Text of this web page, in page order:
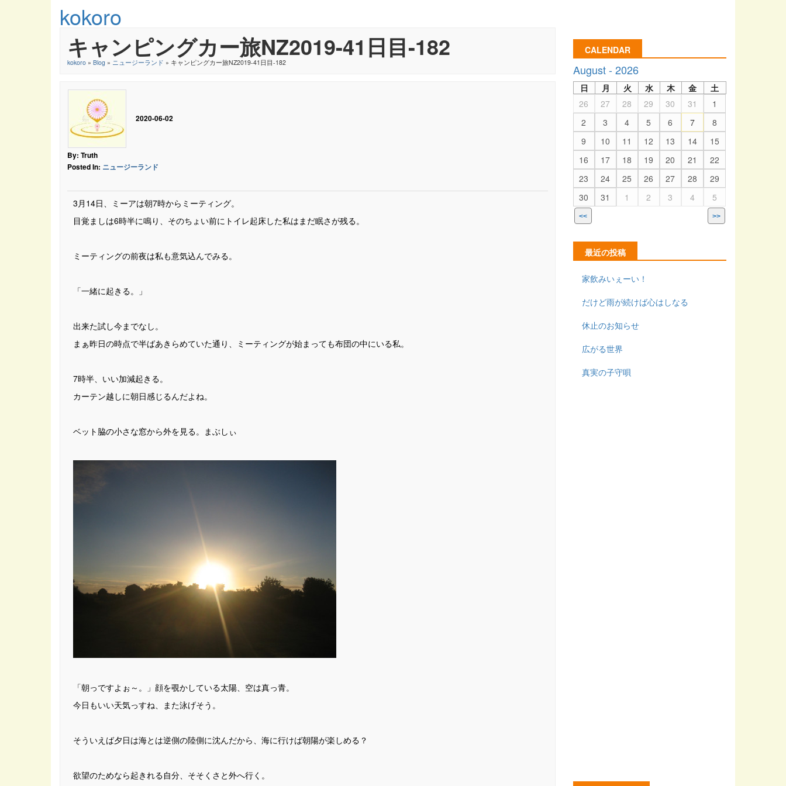
kokoro
キャンピングカー旅NZ2019-41日目-182
kokoro » Blog » ニュージーランド » キャンピングカー旅NZ2019-41日目-182
2020-06-02
By: Truth
Posted In: ニュージーランド
3月14日、ミーアは朝7時からミーティング。
目覚ましは6時半に鳴り、そのちょい前にトイレ起床した私はまだ眠さが残る。
ミーティングの前夜は私も意気込んでみる。
「一緒に起きる。」
出来た試し今までなし。
まぁ昨日の時点で半ばあきらめていた通り、ミーティングが始まっても布団の中にいる私。
7時半、いい加減起きる。
カーテン越しに朝日感じるんだよね。
ベット脇の小さな窓から外を見る。まぶしぃ
「朝っですよぉ～。」顔を覗かしている太陽、空は真っ青。
今日もいい天気っすね、また泳げそう。
そういえば夕日は海とは逆側の陸側に沈んだから、海に行けば朝陽が楽しめる？
欲望のためなら起きれる自分、そそくさと外へ行く。
CALENDAR
August - 2026
日 月 火 水 木 金
土
26
27 28 29 30 31
1
2
3 4 5 6 7
8
9
10 11 12 13 14
15
16
17 18 19 20 21
22
23
24 25 26 27 28
29
30
31 1 2 3 4 5
<< >>
最近の投稿
家飲みいぇーい！
だけど雨が続けば心はしなる
休止のお知らせ
広がる世界
真実の子守唄